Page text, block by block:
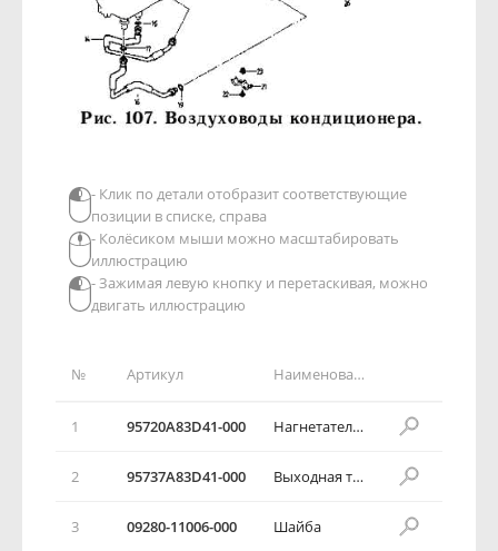
№ Артикул Наименование детали
1 95720А83D41-000 Нагнетательная трубка
2 95737А83D41-000 Выходная трубка кондиционера
3 09280-11006-000 Шайба
- Клик по детали отобразит соответствующие
позиции в списке, справа
- Колёсиком мыши можно масштабировать
иллюстрацию
- Зажимая левую кнопку и перетаскивая, можно
двигать иллюстрацию